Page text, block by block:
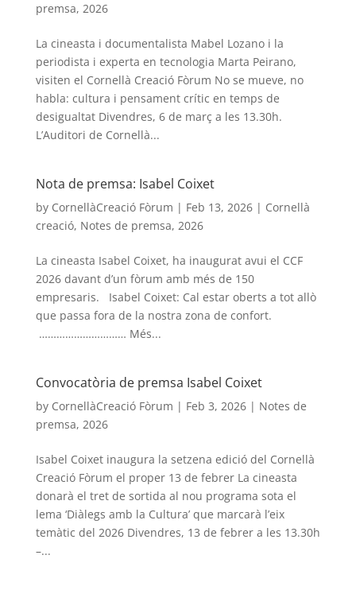
premsa, 2026
La cineasta i documentalista Mabel Lozano i la
periodista i experta en tecnologia Marta Peirano,
visiten el Cornellà Creació Fòrum No se mueve, no
habla: cultura i pensament crític en temps de
desigualtat Divendres, 6 de març a les 13.30h.
L’Auditori de Cornellà...
Nota de premsa: Isabel Coixet
by CornellàCreació Fòrum | Feb 13, 2026| Cornellà
creació, Notes de premsa, 2026
La cineasta Isabel Coixet, ha inaugurat avui el CCF
2026 davant d’un fòrum amb més de 150
empresaris. Isabel Coixet: Cal estar oberts a tot allò
que passa fora de la nostra zona de confort.
………………………… Més...
Convocatòria de premsa Isabel Coixet
by CornellàCreació Fòrum | Feb 3, 2026| Notes de
premsa, 2026
Isabel Coixet inaugura la setzena edició del Cornellà
Creació Fòrum el proper 13 de febrer La cineasta
donarà el tret de sortida al nou programa sota el
lema ‘Diàlegs amb la Cultura’ que marcarà l’eix
temàtic del 2026 Divendres, 13 de febrer a les 13.30h
–...